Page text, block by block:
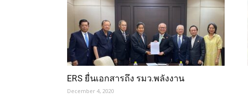
ERS ยื่นเอกสารถึง รมว.พลังงาน
December 4, 2020